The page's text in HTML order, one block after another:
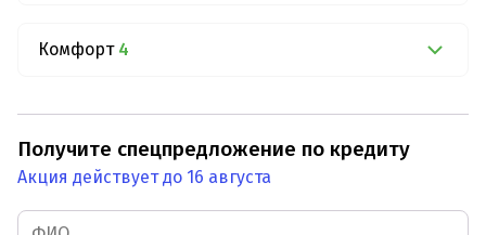
Комфорт 4
Получите спецпредложение по кредиту
Акция действует до 16 августа